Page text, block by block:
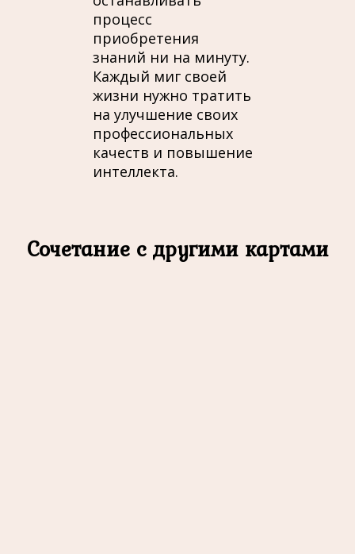
процесс
приобретения
знаний ни на минуту.
Каждый миг своей
жизни нужно тратить
на улучшение своих
профессиональных
качеств и повышение
интеллекта.
Сочетание с другими картами